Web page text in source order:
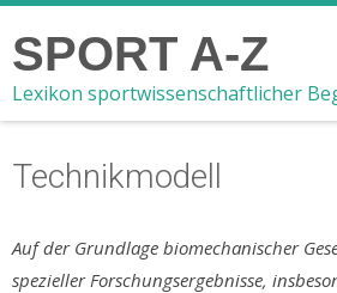
SPORT A-Z
Lexikon sportwissenschaftlicher
Technikmodell
Auf der Grundlage biomechanischer
spezieller Forschungsergebnisse,